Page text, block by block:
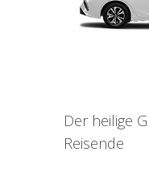
Der heilige
Reisende